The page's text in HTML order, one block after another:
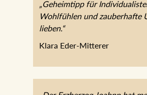
„Geheimtipp für
Wohlfühlen und zauberhafte
lieben.“
Klara Eder-Mitterer